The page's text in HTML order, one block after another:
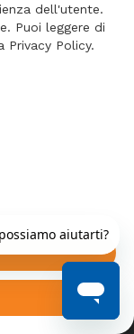
reserved.
dell'utente.
Puoi leggere di
Privacy Policy.